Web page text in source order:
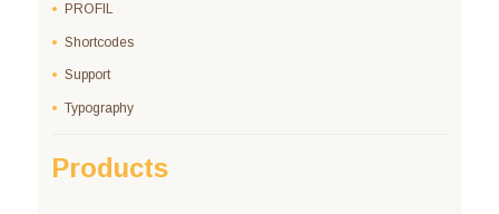
PROFIL
Shortcodes
Support
Typography
Products